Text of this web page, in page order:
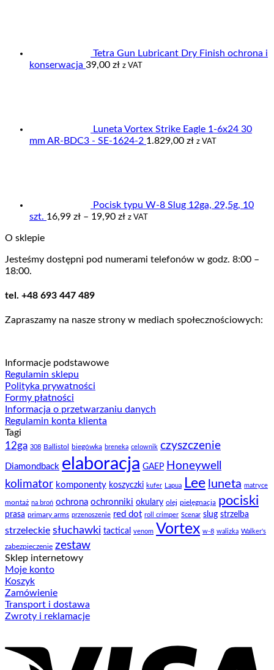
Tetra Gun Lubricant Dry Finish ochrona i
konserwacja 39,00 zł z VAT
Luneta Vortex Strike Eagle 1-6x24 30
mm AR-BDC3 - SE-1624-2 1.829,00 zł z VAT
Pocisk typu W-8 Slug 12ga, 29,5g, 10
szt. 16,99 zł – 19,90 złZakres
do
z VAT
O sklepie
Jesteśmy dostępni pod numerami telefonów w godz. 8:00 –
18:00.
tel. +48 693 447 489
Zapraszamy na nasze strony w mediach społecznościowych:
Informacje podstawowe
Regulamin sklepu
Polityka prywatności
Formy płatności
Informacja o przetwarzaniu danych
Regulamin konta klienta
Tagi
12ga 308 Ballistol biegówka breneka celownik czyszczenie
Diamondback elaboracja GAEP Honeywell
kolimator komponenty koszyczki kufer Lapua Lee luneta matryce
montaż na broń ochrona ochronniki okulary olej pielęgnacja pociski
prasa primary arms przenoszenie red dot roll crimper Scenar slug strzelba
strzeleckie słuchawki tactical venom Vortex w-8 walizka Walker's
zabezpieczenie zestaw
Sklep internetowy
Moje konto
Koszyk
Zamówienie
Transport i dostawa
Zwroty i reklamacje